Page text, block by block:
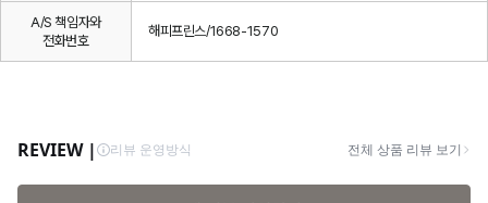
A/S 책임자와
전화번호
해피프린스/1668-1570